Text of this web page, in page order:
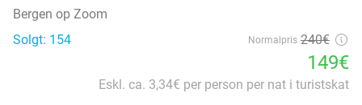
Bergen op Zoom
Solgt: 154
Normalpris 240€
149€
Eskl. ca. 3,34€ per person per nat i turistskat